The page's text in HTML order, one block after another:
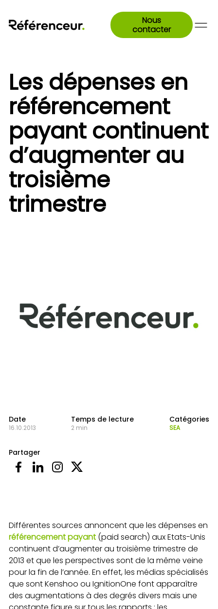
Nous
contacter
Les dépenses en
référencement
payant continuent
d’augmenter au
troisième
trimestre
Date
16.10.2013
Temps de lecture
2 min
Catégories
SEA
Partager
Différentes sources annoncent que les dépenses en
référencement payant (paid search) aux Etats-Unis
continuent d’augmenter au troisième trimestre de
2013 et que les perspectives sont de la même veine
pour la fin de l’année. En effet, les médias spécialisés
que sont Kenshoo ou IgnitionOne font apparaître
des augmentations à des degrés divers mais une